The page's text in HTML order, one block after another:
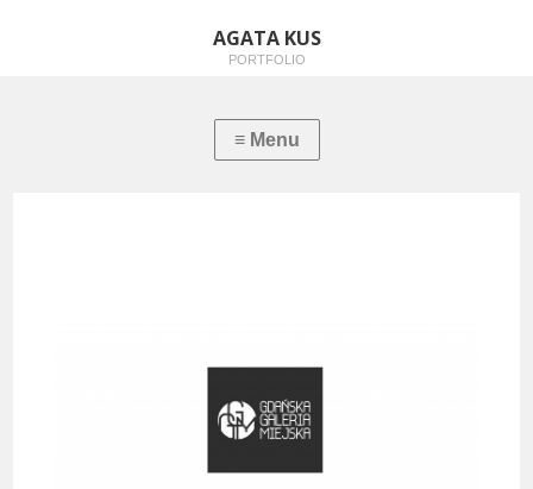
AGATA KUS
PORTFOLIO